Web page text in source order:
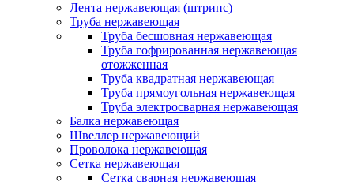
Лента нержавеющая (штрипс)
Труба нержавеющая
Труба бесшовная нержавеющая
Труба гофрированная нержавеющая
отожженная
Труба квадратная нержавеющая
Труба прямоугольная нержавеющая
Труба электросварная нержавеющая
Балка нержавеющая
Швеллер нержавеющий
Проволока нержавеющая
Сетка нержавеющая
Сетка сварная нержавеющая